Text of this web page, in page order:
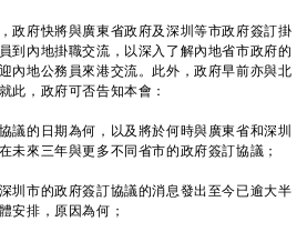
府快將與廣東省政府及深圳等市政府簽訂掛
到內地掛職交流，以深入了解內地省市政府的
內地公務員來港交流。此外，政府早前亦與北
此，政府可否告知本會：
議的日期為何，以及將於何時與廣東省和深圳
未來三年與更多不同省市的政府簽訂協議；
圳市的政府簽訂協議的消息發出至今已逾大半
安排，原因為何；